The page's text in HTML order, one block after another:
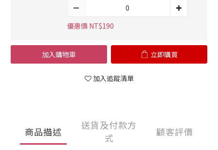
優惠價 NT$190
加入購物車 立即購買
加入追蹤清單
商品描述
送貨及付款方
式
顧客評價